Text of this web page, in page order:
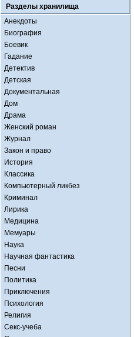
Разделы хранилища
Анекдоты
Биография
Боевик
Гадание
Детектив
Детская
Документальная
Дом
Драма
Женский роман
Журнал
Закон и право
История
Классика
Компьютерный ликбез
Криминал
Лирика
Медицина
Мемуары
Наука
Научная фантастика
Песни
Политика
Приключения
Психология
Религия
Секс-учеба